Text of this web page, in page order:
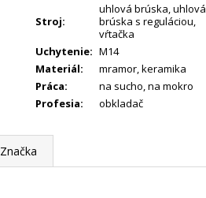
Stroj:
uhlová brúska uhlová
brúska s reguláciou
vŕtačka
Uchytenie: M14
Materiál: mramor keramika
Práca: na sucho na mokro
Profesia: obkladač
Značka